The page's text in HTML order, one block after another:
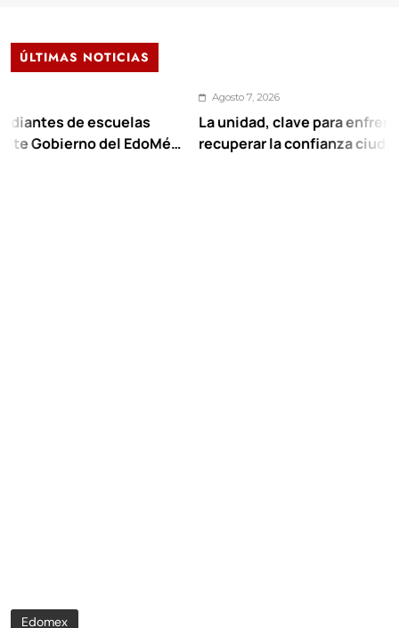
ÚLTIMAS NOTICIAS
de escuelas
del EdoMéx
Agosto 7, 2026
La unidad, clave para enfrentar los
recuperar la confianza ciudadana:
Edomex